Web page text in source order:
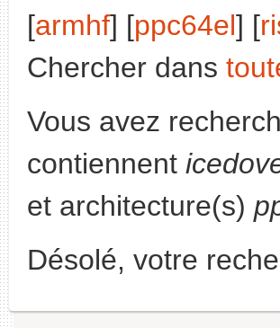
[armhf] [ppc64el] [
Chercher dans
Vous avez
contiennent
et architecture(s)
Désolé, votre